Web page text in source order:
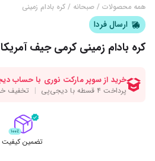
همه محصولات / صبحانه / کره بادام زمینی
ارسال فردا
کره بادام زمینی کرمی جیف آمریکا
تضمین کیفیت